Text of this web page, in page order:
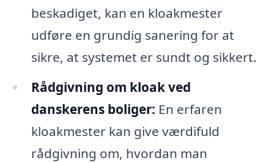
beskadiget, kan en kloakmester
udføre en grundig sanering for at
sikre, at systemet er sundt og sikkert.
Rådgivning om kloak ved
danskerens boliger: En erfaren
kloakmester kan give værdifuld
rådgivning om, hvordan man